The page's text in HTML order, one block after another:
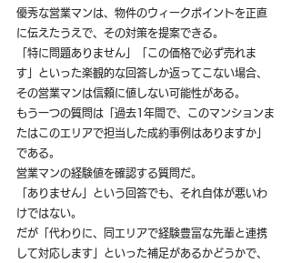
優秀な営業マンは、物件のウィークポイントを正直
に伝えたうえで、その対策を提案できる。
「特に問題ありません」「この価格で必ず売れま
す」といった楽観的な回答しか返ってこない場合、
その営業マンは信頼に値しない可能性がある。
もう一つの質問は「過去1年間で、このマンションま
たはこのエリアで担当した成約事例はありますか」
である。
営業マンの経験値を確認する質問だ。
「ありません」という回答でも、それ自体が悪いわ
けではない。
だが「代わりに、同エリアで経験豊富な先輩と連携
して対応します」といった補足があるかどうかで、